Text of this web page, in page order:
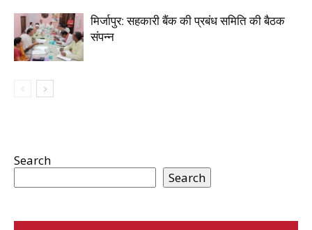
मिर्जापुर: सहकारी बैंक की प्रबंध समिति की बैठक
संपन्न
Search
Search